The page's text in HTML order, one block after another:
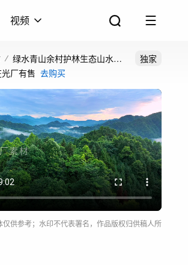
视频
绿水青山余村护林生态山水森
林湖泊绿水青山
独家
厂有售 去购买
仅供参考；水印不代表署名，作品版权归供稿人所